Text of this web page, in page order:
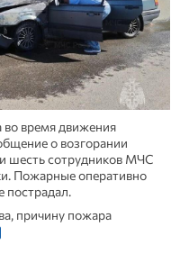
во время движения
о возгорании
шесть сотрудников МЧС
Пожарные оперативно
пострадал.
причину пожара